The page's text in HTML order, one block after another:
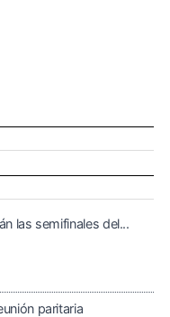
las semifinales del...
paritaria